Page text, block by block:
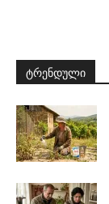
ტრენდული